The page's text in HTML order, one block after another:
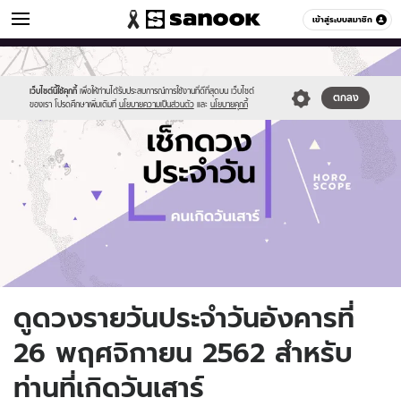
เข้าสู่ระบบสมาชิก
ดูดวง หมวดอื่นๆ
เว็บไซต์นี้ใช้คุกกี้ เพื่อให้ท่านได้รับประสบการณ์การใช้งานที่ดีที่สุดบน เว็บไซต์
ของเรา โปรดศึกษาเพิ่มเติมที่ นโยบายความเป็นส่วนตัว และ นโยบายคุกกี้
ตกลง
Sanook
//s.isanook.com/sr/0/images/logo-
new-
sanook.png
600
60
//s.isanook.com/ho/0/ud/fxd/day/daily-
horoscope-
saturday.jpg
ดูดวงรายวันประจำวันอังคารที่
26 พฤศจิกายน 2562 สำหรับ
ท่านที่เกิดวันเสาร์